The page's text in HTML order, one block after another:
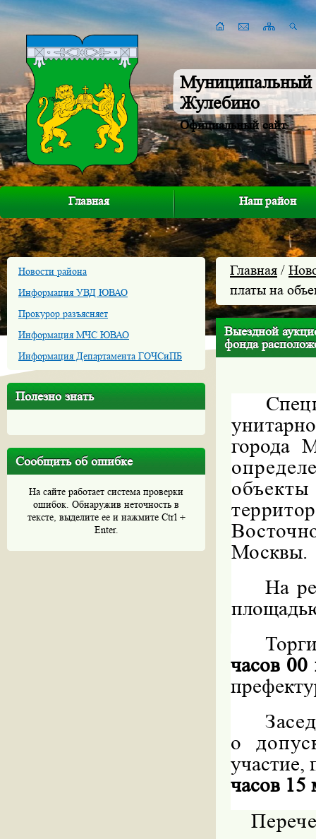
Муниципальный
Жулебино
Официальный сайт
Главная Наш район
Новости района
Информация УВД ЮВАО
Прокурор разъясняет
Информация МЧС ЮВАО
Информация Департамента ГОЧСиПБ
Полезно знать
Сообщить об ошибке
На сайте работает система проверки
ошибок. Обнаружив неточность в
тексте, выделите ее и нажмите Ctrl +
Enter.
Главная /
платы на
Выездной
фонда
города
Москвы.
На
часов
о
участие,
часов 15